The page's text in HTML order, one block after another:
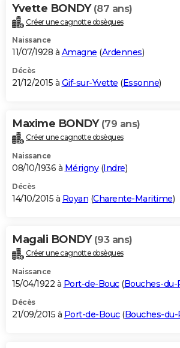
Yvette BONDY (87 ans)
Créer une cagnotte obsèques
Naissance
11/07/1928 à Amagne (Ardennes)
Décès
21/12/2015 à Gif-sur-Yvette (Essonne)
Maxime BONDY (79 ans)
Créer une cagnotte obsèques
Naissance
08/10/1936 à Mérigny(Indre)
Décès
14/10/2015 à Royan (Charente-Maritime)
Magali BONDY (93 ans)
Créer une cagnotte obsèques
Naissance
15/04/1922 à Port-de-Bouc(Bouches-du-
Décès
21/09/2015 à Port-de-Bouc(Bouches-du-